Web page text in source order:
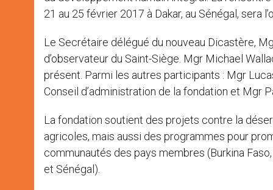
21 au 25 février 2017 à Dakar, au Sénégal, sera
Le Secrétaire délégué du nouveau Dicastère,
d’observateur du Saint-Siège. Mgr Michael
présent. Parmi les autres participants : Mgr
Conseil d’administration de la fondation et Mgr
La fondation soutient des projets contre la
agricoles, mais aussi des programmes pour
communautés des pays membres (Burkina
et Sénégal).